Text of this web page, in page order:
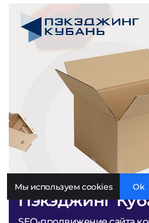
Пэкэджинг
Мы используем cookies Ok